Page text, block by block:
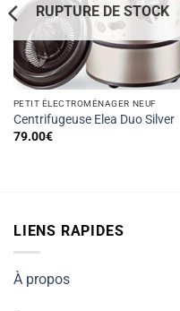
RUPTURE DE STOCK
PETIT ÉLECTROMÉNAGER NEUF
Centrifugeuse Elea Duo Silver
79.00€
LIENS RAPIDES
À propos